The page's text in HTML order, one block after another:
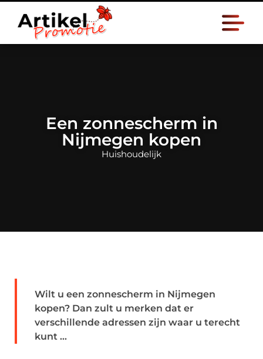
Een zonnescherm in
Nijmegen kopen
Huishoudelijk
Wilt u een zonnescherm in Nijmegen
kopen? Dan zult u merken dat er
verschillende adressen zijn waar u terecht
kunt ...